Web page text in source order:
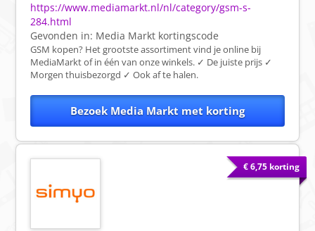
https://www.mediamarkt.nl/nl/category/gsm-s-
284.html
Gevonden in: Media Markt kortingscode
GSM kopen? Het grootste assortiment vind je online bij
MediaMarkt of in één van onze winkels. ✓ De juiste prijs ✓
Morgen thuisbezorgd ✓ Ook af te halen.
Bezoek Media Markt met korting
€ 6,75 korting